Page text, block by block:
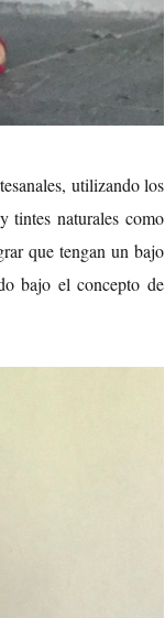
utilizando los
tintes naturales como
que tengan un bajo
bajo el concepto de